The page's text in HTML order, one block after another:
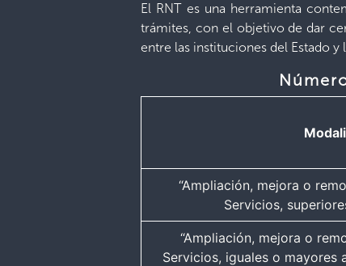
El RNT es una herramienta
trámites, con el objetivo de dar
entre las instituciones del Estado y
“Ampliación, mejora o
Servicios,
“Ampliación, mejora o
Servicios, iguales o mayores